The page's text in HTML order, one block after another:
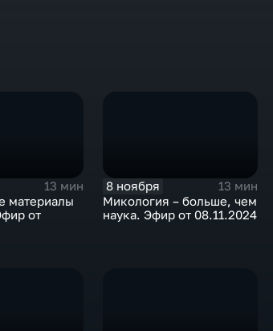
13 мин
материалы
от
8 ноября
13 мин
Микология – больше, чем
наука. Эфир от 08.11.2024